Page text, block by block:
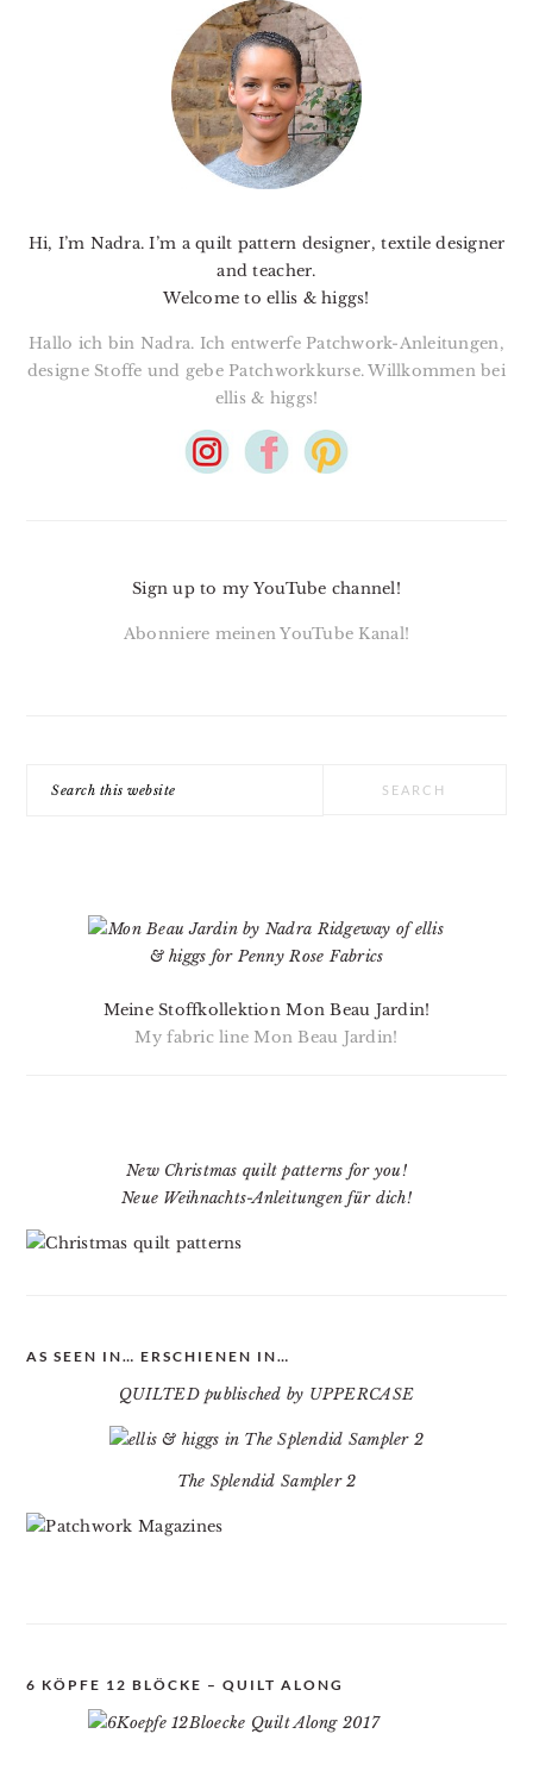
Hi, I’m Nadra. I’m a quilt pattern designer, textile designer
and teacher.
Welcome to ellis & higgs!
Hallo ich bin Nadra. Ich entwerfe Patchwork-Anleitungen,
designe Stoffe und gebe Patchworkkurse. Willkommen bei
ellis & higgs!
Sign up to my YouTube channel!
Abonniere meinen YouTube Kanal!
Meine Stoffkollektion Mon Beau Jardin!
My fabric line Mon Beau Jardin!
New Christmas quilt patterns for you!
Neue Weihnachts-Anleitungen für dich!
AS SEEN IN… ERSCHIENEN IN…
QUILTED publisched by UPPERCASE
The Splendid Sampler 2
6 KÖPFE 12 BLÖCKE – QUILT ALONG